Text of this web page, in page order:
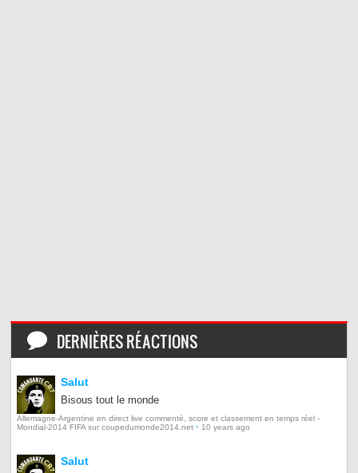
DERNIÈRES RÉACTIONS
Salut
Bisous tout le monde
Allemagne-Argentine en direct live commenté, score et classement en temps réel -
Mondial-2014 FIFA sur coupedumonde2014.net · 10 years ago
Salut